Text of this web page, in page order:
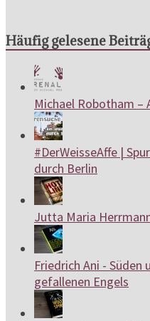
Häufig gelesene
Michael Robotham –
#DerWeisseAffe |
durch Berlin
Jutta Maria
Friedrich Ani - Süden
gefallenen Engels